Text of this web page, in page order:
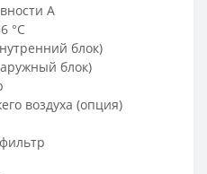
A
°C
блок)
блок)
воздуха (опция)